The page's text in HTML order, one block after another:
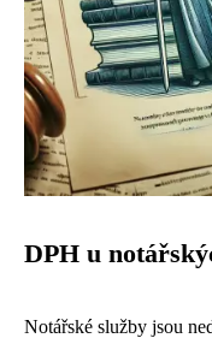
DPH u
Notářské služby jsou